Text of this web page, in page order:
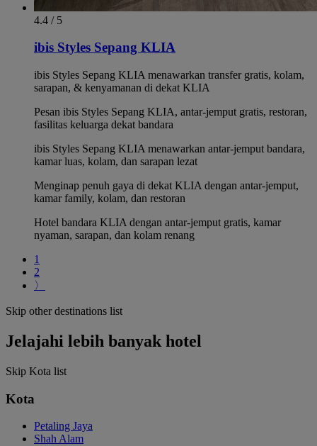
4.4 / 5
ibis Styles Sepang KLIA
ibis Styles Sepang KLIA menawarkan transfer gratis, kolam,
sarapan, & kenyamanan di dekat KLIA
Pesan ibis Styles Sepang KLIA, antar-jemput gratis, restoran,
fasilitas keluarga dekat bandara
ibis Styles Sepang KLIA menawarkan antar-jemput bandara,
kamar luas, kolam, dan sarapan lezat
Menginap penuh gaya di dekat KLIA dengan antar-jemput,
kamar family, kolam, dan restoran
Hotel bandara KLIA dengan antar-jemput gratis, kamar
nyaman, sarapan, dan kolam renang
1
2
〉
Skip other destinations list
Jelajahi lebih banyak hotel
Skip Kota list
Kota
Petaling Jaya
Shah Alam